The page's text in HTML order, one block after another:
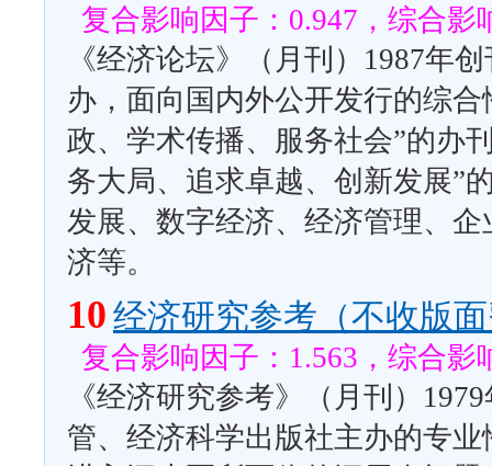
复合影响因子：0.947，综合影
《经济论坛》（月刊）1987年
办，面向国内外公开发行的综
政、学术传播、服务社会”的办
务大局、追求卓越、创新发展”
发展、数字经济、经济管理、
济等。
10 经济研究参考（不收版
复合影响因子：1.563，综合影
《经济研究参考》（月刊）
管、经济科学出版社主办的专